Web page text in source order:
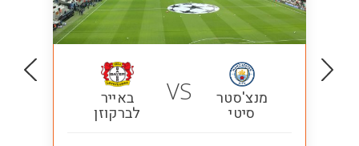
מנצ'סטר
סיטי
VS באייר
לברקוזן